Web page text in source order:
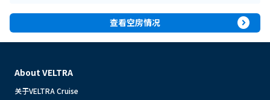
查看空房情况 expand_circle_right
About VELTRA
关于VELTRA Cruise